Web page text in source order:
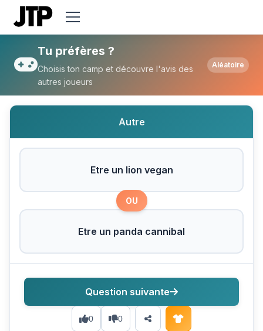
Tu préfères Etre un lion vegan ou Etre
Tu préfères ?
Choisis ton camp et découvre l'avis des
autres joueurs
Aléatoire
Autre
Etre un lion vegan
OU
Etre un panda cannibal
0 0
Question suivante